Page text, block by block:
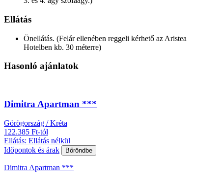
Ellátás
Önellátás. (Felár ellenében reggeli kérhető az Aristea
Hotelben kb. 30 méterre)
Hasonló ajánlatok
Dimitra Apartman ***
Görögország / Kréta
122.385 Ft-tól
Ellátás: Ellátás nélkül
Időpontok és árak
Bőröndbe
Dimitra Apartman ***